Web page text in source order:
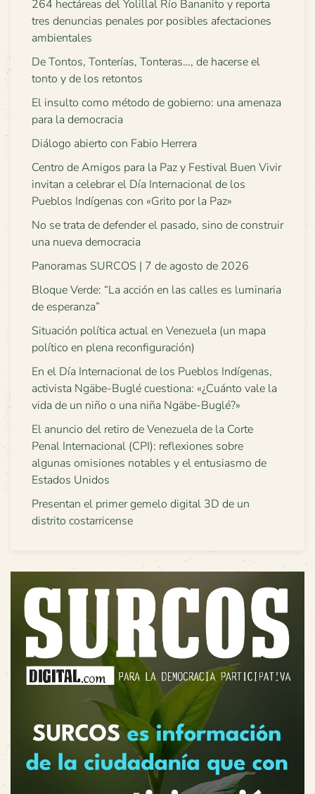
264 hectáreas del Yolillal Río Bananito y reporta
tres denuncias penales por posibles afectaciones
ambientales
De Tontos, Tonterías, Tonteras…, de hacerse el
tonto y de los retontos
El insulto como método de gobierno: una amenaza
para la democracia
Diálogo abierto con Fabio Herrera
Centro de Amigos para la Paz y Festival Buen Vivir
invitan a celebrar el Día Internacional de los
Pueblos Indígenas con «Grito por la Paz»
No se trata de defender el pasado, sino de construir
una nueva democracia
Panoramas SURCOS | 7 de agosto de 2026
Bloque Verde: “La acción en las calles es luminaria
de esperanza”
Situación política actual en Venezuela (un mapa
político en plena reconfiguración)
En el Día Internacional de los Pueblos Indígenas,
activista Ngäbe-Buglé cuestiona: «¿Cuánto vale la
vida de un niño o una niña Ngäbe-Buglé?»
El anuncio del retiro de Venezuela de la Corte
Penal Internacional (CPI): reflexiones sobre
algunas omisiones notables y el entusiasmo de
Estados Unidos
Presentan el primer gemelo digital 3D de un
distrito costarricense